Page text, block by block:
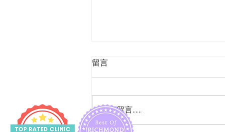
如何減少妊娠期小便失禁
留言
撰寫留言......